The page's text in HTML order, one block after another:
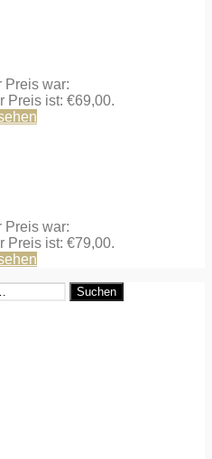
Preis war:
Preis ist: €69,00.
Preis war:
Preis ist: €79,00.
Suchen